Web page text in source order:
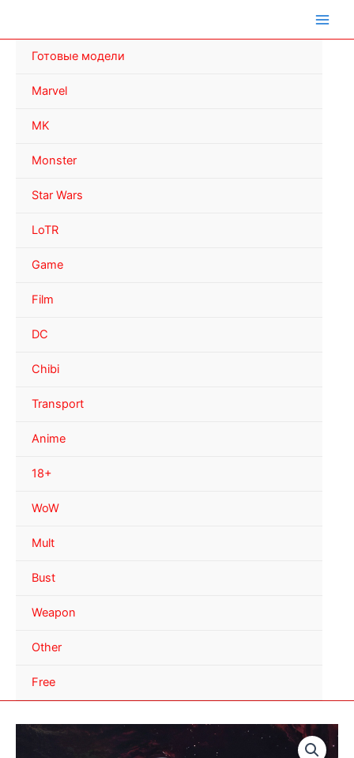
Готовые модели
Marvel
MK
Monster
Star Wars
LoTR
Game
Film
DC
Chibi
Transport
Anime
18+
WoW
Mult
Bust
Weapon
Other
Free